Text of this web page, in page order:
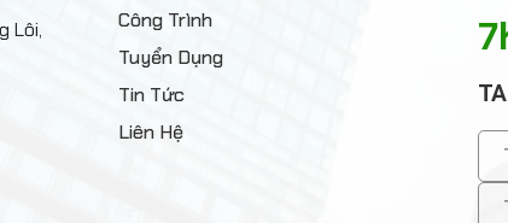
Lôi,
Công Trình
Tuyển Dụng
Tin Tức
Liên Hệ